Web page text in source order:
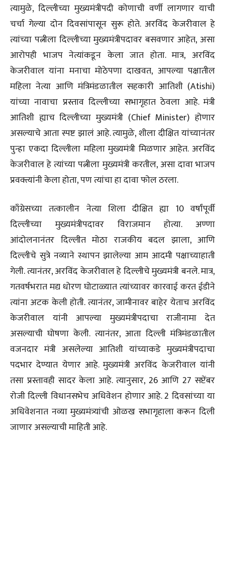
त्यामुळे, दिल्लीच्या मुख्यमंत्रीपदी कोणाची वर्णी लागणार याची
चर्चा गेल्या दोन दिवसांपासून सुरू होते. अरविंद केजरीवाल हे
त्यांच्या पत्नीला दिल्लीच्या मुख्यमंत्रीपदावर बसवणार आहेत, असा
आरोपही भाजप नेत्यांकडून केला जात होता. मात्र, अरविंद
केजरीवाल यांना मनाचा मोठेपणा दाखवत, आपल्या पक्षातील
महिला नेत्या आणि मंत्रिमंडळातील सहकारी आतिशी (Atishi)
यांच्या नावाचा प्रस्ताव दिल्लीच्या सभागृहात ठेवला आहे. मंत्री
आतिशी ह्याच दिल्लीच्या मुख्यमंत्री (Chief Minister) होणार
असल्याचे आता स्पष्ट झालं आहे. त्यामुळे, शीला दीक्षित यांच्यानंतर
पुन्हा एकदा दिल्लीला महिला मुख्यमंत्री मिळणार आहेत. अरविंद
केजरीवाल हे त्यांच्या पत्नीला मुख्यमंत्री करतील, असा दावा भाजप
प्रवक्त्यांनी केला होता, पण त्यांचा हा दावा फोल ठरला.
काँग्रेसच्या तत्कालीन नेत्या शिला दीक्षित ह्या 10 वर्षांपूर्वी
दिल्लीच्या मुख्यमंत्रीपदावर विराजमान होत्या. अण्णा
आंदोलनानंतर दिल्लीत मोठा राजकीय बदल झाला, आणि
दिल्लीचे सुत्रे नव्याने स्थापन झालेल्या आम आदमी पक्षाच्याहाती
गेली. त्यानंतर, अरविंद केजरीवाल हे दिल्लीचे मुख्यमंत्री बनले. मात्र,
गतवर्षभरात मद्य धोरण घोटाळ्यात त्यांच्यावर कारवाई करत ईडीने
त्यांना अटक केली होती. त्यानंतर, जामीनावर बाहेर येताच अरविंद
केजरीवाल यांनी आपल्या मुख्यमंत्रीपदाचा राजीनामा देत
असल्याची घोषणा केली. त्यानंतर, आता दिल्ली मंत्रिमंडळातील
वजनदार मंत्री असलेल्या आतिशी यांच्याकडे मुख्यमंत्रीपदाचा
पदभार देण्यात येणार आहे. मुख्यमंत्री अरविंद केजरीवाल यांनी
तसा प्रस्तावही सादर केला आहे. त्यानुसार, 26 आणि 27 सप्टेंबर
रोजी दिल्ली विधानसभेच अधिवेशन होणार आहे. 2 दिवसांच्या या
अधिवेशनात नव्या मुख्यमंत्र्यांची ओळख सभागृहाला करून दिली
जाणार असल्याची माहिती आहे.